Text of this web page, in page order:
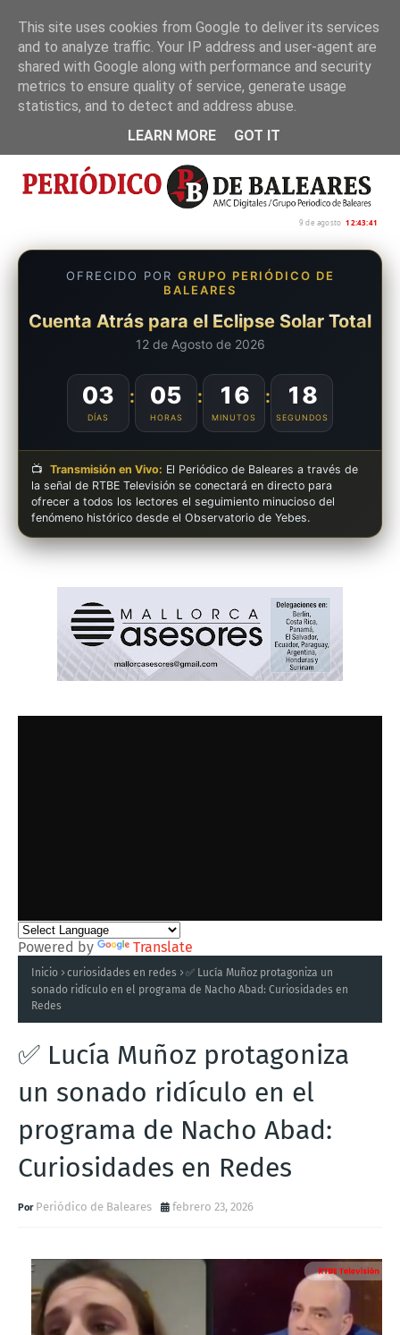
Inicio Nosotros Política de privacidad
9 de agosto 12:43:42
OFRECIDO POR GRUPO PERIÓDICO DE
BALEARES
Cuenta Atrás para el Eclipse Solar Total
12 de Agosto de 2026
03
DÍAS
: 05
HORAS
: 16
MINUTOS
: 17
SEGUNDOS
📺 Transmisión en Vivo: El Periódico de Baleares a través de
la señal de RTBE Televisión se conectará en directo para
ofrecer a todos los lectores el seguimiento minucioso del
fenómeno histórico desde el Observatorio de Yebes.
Powered by Translate
Inicio curiosidades en redes
✅ Lucía Muñoz protagoniza un
sonado ridículo en el programa de Nacho Abad: Curiosidades en
Redes
✅ Lucía Muñoz protagoniza
un sonado ridículo en el
programa de Nacho Abad:
Curiosidades en Redes
Periódico de Baleares febrero 23, 2026
This site uses cookies from Google to deliver its services
and to analyze traffic. Your IP address and user-agent are
shared with Google along with performance and security
metrics to ensure quality of service, generate usage
statistics, and to detect and address abuse.
LEARN MORE
GOT IT